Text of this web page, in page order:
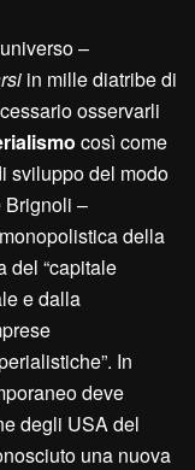
–
in mille diatribe di
osservarli
così come
sviluppo del modo
Brignoli –
della
del “capitale
e dalla
In
deve
degli USA del
una nuova